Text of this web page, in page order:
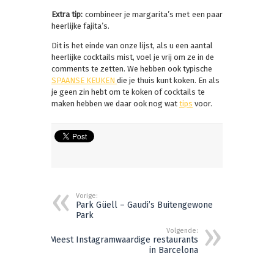
Extra tip: combineer je margarita’s met een paar
heerlijke fajita’s.
Dit is het einde van onze lijst, als u een aantal
heerlijke cocktails mist, voel je vrij om ze in de
comments te zetten. We hebben ook typische
SPAANSE KEUKEN die je thuis kunt koken. En als
je geen zin hebt om te koken of cocktails te
maken hebben we daar ook nog wat tips voor.
Vorige:
Park Güell – Gaudi’s Buitengewone
Park
Volgende:
Meest Instagramwaardige restaurants
in Barcelona